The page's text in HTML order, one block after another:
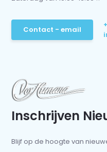
Contact - email
Inschrijven
Blijf op de hoogte van